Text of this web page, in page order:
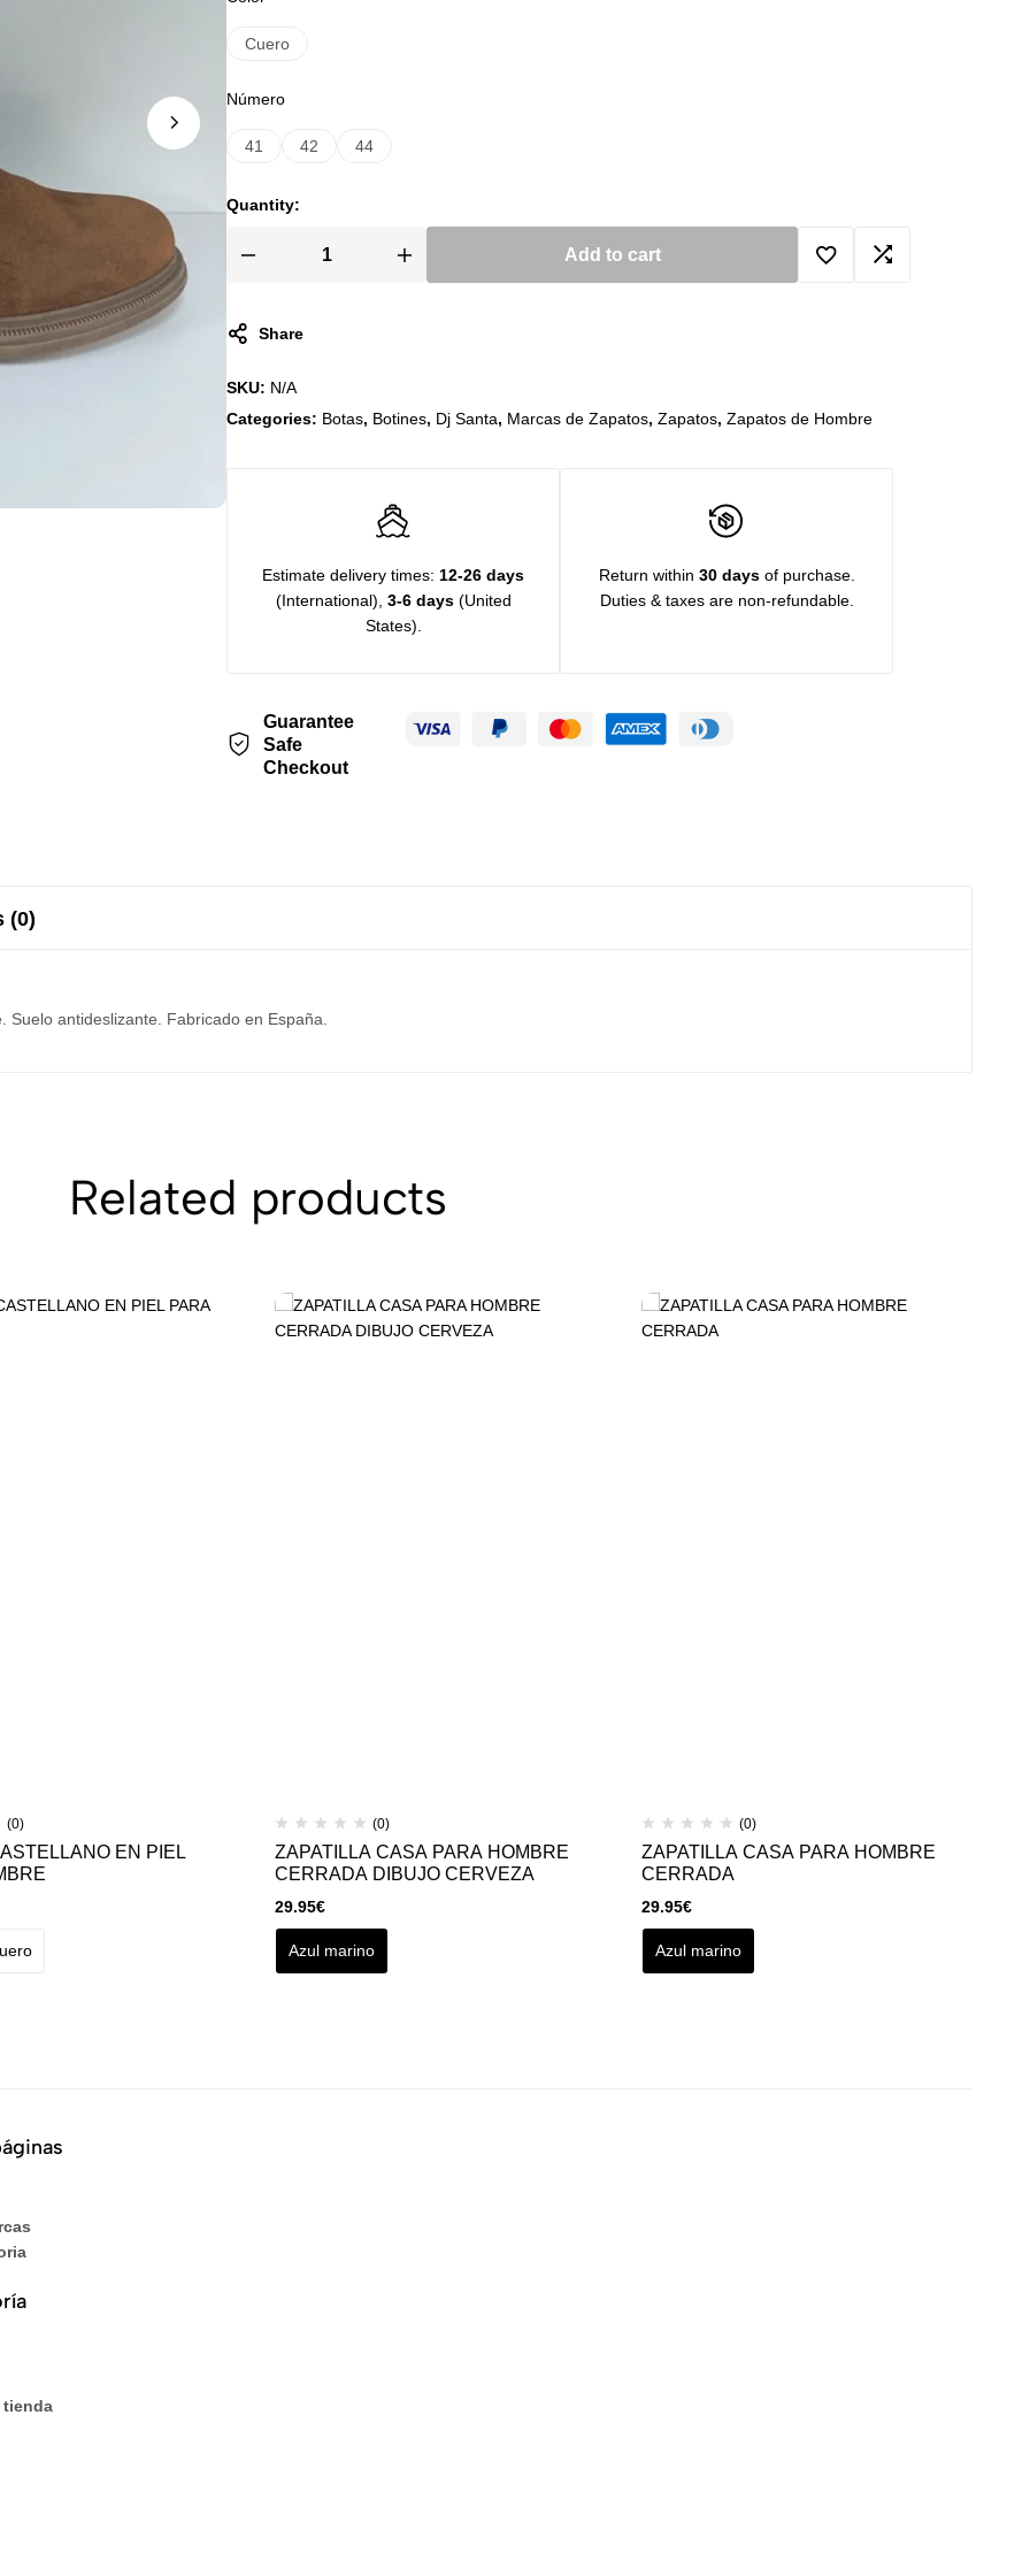
Cuero
Número
41 42 44
Quantity:
Add to cart
Share
SKU: N/A
Categories: Botas, Botines, Dj Santa, Marcas de Zapatos, Zapatos, Zapatos de Hombre
Estimate delivery times: 12-26 days
(International), 3-6 days(United
States).
Return within 30 daysof purchase.
Duties & taxes are non-refundable.
Guarantee
Safe
Checkout
(0)
antideslizante. Fabricado en España.
Related products
(0)
EN PIEL
(0)
ZAPATILLA CASA PARA HOMBRE
CERRADA DIBUJO CERVEZA
29.95€
Azul marino
(0)
ZAPATILLA CASA PARA HOMBRE
CERRADA
29.95€
Azul marino
tienda